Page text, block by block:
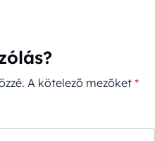
A kötelező mezőket *